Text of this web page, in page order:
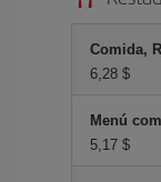
Comida,
6,28 $
Menú
5,17 $